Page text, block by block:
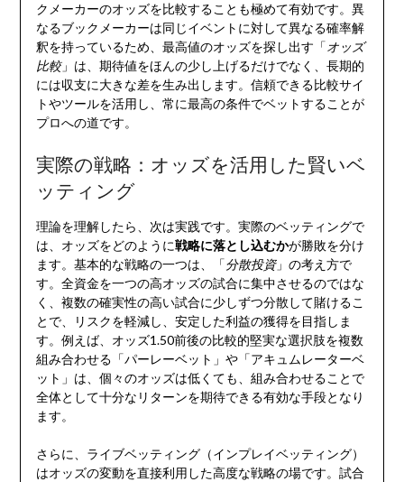
クメーカーのオッズを比較することも極めて有効です。異
なるブックメーカーは同じイベントに対して異なる確率解
釈を持っているため、最高値のオッズを探し出す「オッズ
比較」は、期待値をほんの少し上げるだけでなく、長期的
には収支に大きな差を生み出します。信頼できる比較サイ
トやツールを活用し、常に最高の条件でベットすることが
プロへの道です。
実際の戦略：オッズを活用した賢いベ
ッティング
理論を理解したら、次は実践です。実際のベッティングで
は、オッズをどのように戦略に落とし込むかが勝敗を分け
ます。基本的な戦略の一つは、「分散投資」の考え方で
す。全資金を一つの高オッズの試合に集中させるのではな
く、複数の確実性の高い試合に少しずつ分散して賭けるこ
とで、リスクを軽減し、安定した利益の獲得を目指しま
す。例えば、オッズ1.50前後の比較的堅実な選択肢を複数
組み合わせる「パーレーベット」や「アキュムレーターベ
ット」は、個々のオッズは低くても、組み合わせることで
全体として十分なリターンを期待できる有効な手段となり
ます。
さらに、ライブベッティング（インプレイベッティング）
はオッズの変動を直接利用した高度な戦略の場です。試合